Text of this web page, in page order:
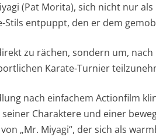
(Pat Morita), sich nicht nur
Stils entpuppt, den er dem
zu rächen, sondern um,
Karate-Turnier
nach einfachem Actionfilm
Charaktere und einer
„Mr. Miyagi“, der sich als